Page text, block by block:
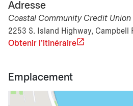
Adresse
Coastal Community Credit Union
2253 S. Island Highway, Campbell
Obtenir l'itinéraire
Emplacement